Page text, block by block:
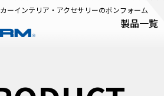
ーインテリア・アクセサリーのボンフォーム
製品一覧